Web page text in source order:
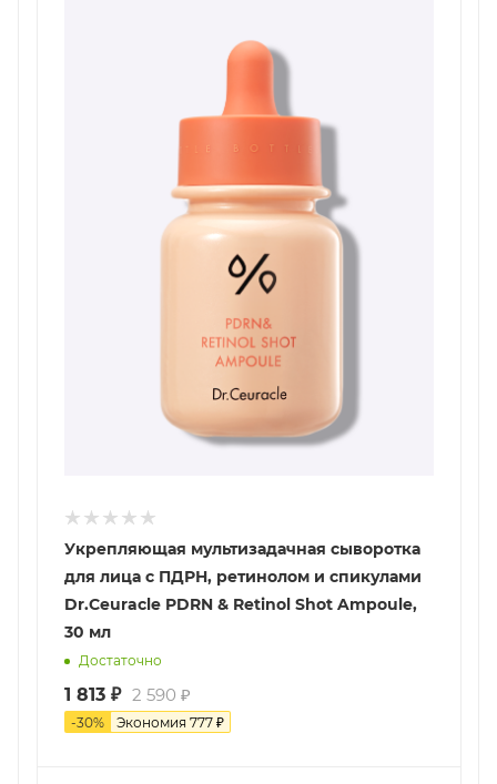
Укрепляющая мультизадачная сыворотка
для лица с ПДРН, ретинолом и спикулами
Dr.Ceuracle PDRN & Retinol Shot Ampoule,
30 мл
Достаточно
1 813 ₽ 2 590 ₽
-30% Экономия 777 ₽